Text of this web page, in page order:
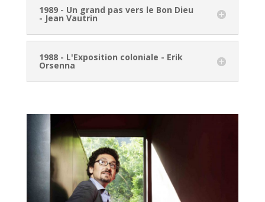
1989 - Un grand pas vers le Bon Dieu
- Jean Vautrin
1988 - L'Exposition coloniale - Erik
Orsenna